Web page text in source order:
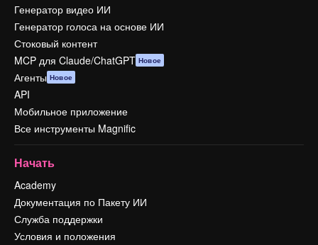
Генератор видео ИИ
Генератор голоса на основе ИИ
Стоковый контент
MCP для Claude/ChatGPT Новое
Агенты Новое
API
Мобильное приложение
Все инструменты Magnific
Начать
Academy
Документация по Пакету ИИ
Служба поддержки
Условия и положения